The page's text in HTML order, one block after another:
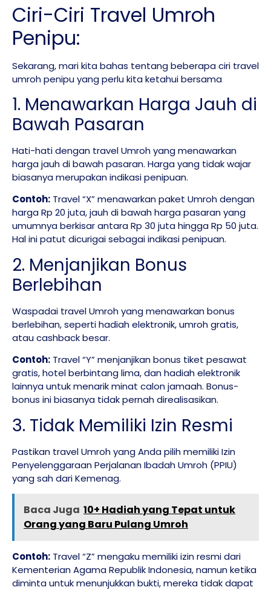
Ciri-Ciri Travel Umroh
Penipu:
Sekarang, mari kita bahas tentang beberapa ciri travel
umroh penipu yang perlu kita ketahui bersama
1. Menawarkan Harga Jauh di
Bawah Pasaran
Hati-hati dengan travel Umroh yang menawarkan
harga jauh di bawah pasaran. Harga yang tidak wajar
biasanya merupakan indikasi penipuan.
Contoh: Travel “X” menawarkan paket Umroh dengan
harga Rp 20 juta, jauh di bawah harga pasaran yang
umumnya berkisar antara Rp 30 juta hingga Rp 50 juta.
Hal ini patut dicurigai sebagai indikasi penipuan.
2. Menjanjikan Bonus
Berlebihan
Waspadai travel Umroh yang menawarkan bonus
berlebihan, seperti hadiah elektronik, umroh gratis,
atau cashback besar.
Contoh: Travel “Y” menjanjikan bonus tiket pesawat
gratis, hotel berbintang lima, dan hadiah elektronik
lainnya untuk menarik minat calon jamaah. Bonus-
bonus ini biasanya tidak pernah direalisasikan.
3. Tidak Memiliki Izin Resmi
Pastikan travel Umroh yang Anda pilih memiliki Izin
Penyelenggaraan Perjalanan Ibadah Umroh (PPIU)
yang sah dari Kemenag.
Baca Juga 10+ Hadiah yang Tepat untuk
Orang yang Baru Pulang Umroh
Contoh: Travel “Z” mengaku memiliki izin resmi dari
Kementerian Agama Republik Indonesia, namun ketika
diminta untuk menunjukkan bukti, mereka tidak dapat